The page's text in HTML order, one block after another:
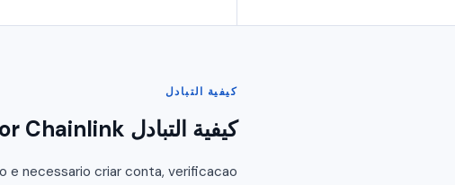
كيفية التبادل
كيفية التبادل Ethereum por Chainlink
e necessario criar conta, verificacao